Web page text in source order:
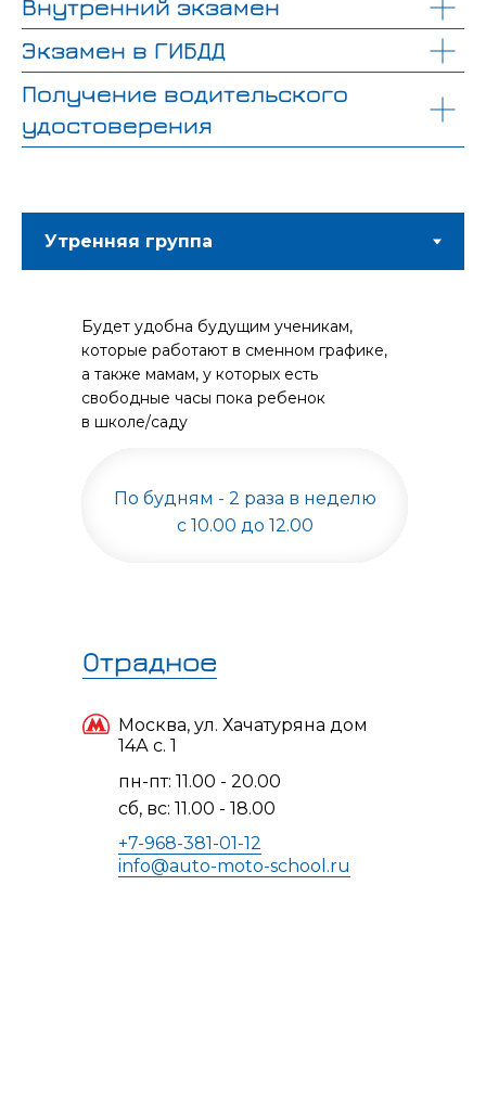
Внутренний экзамен
Экзамен в ГИБДД
Получение водительского
удостоверения
Будет удобна будущим ученикам,
которые в дневные часы заняты
на работе или учебе со стандартной
протяженностью рабочих часов
с 19.00 до 21.00
Будет удобна будущим ученикам,
которые работают в сменном графике,
а также мамам, у которых есть
свободные часы пока ребенок
в школе/саду
По будням - 2 раза в неделю
с 10.00 до 12.00
у которых рабочий или учебный день
заканчивается достаточно поздно,
вечерние группы
1 раз в неделю (суббота или
воскресенье) с 11:00 до 15:00
Подойдет для будущих учеников,
не имеющих возможности посещать
очные лекции или придерживаться
определенного расписания.
теоретический курс можно
пн-пт: 11.00 - 20.00
сб, вс: 11.00 - 18.00
Москва, ул. Хачатуряна дом
14А с. 1
Отрадное
+7-968-381-01-12
info@auto-moto-school.ru